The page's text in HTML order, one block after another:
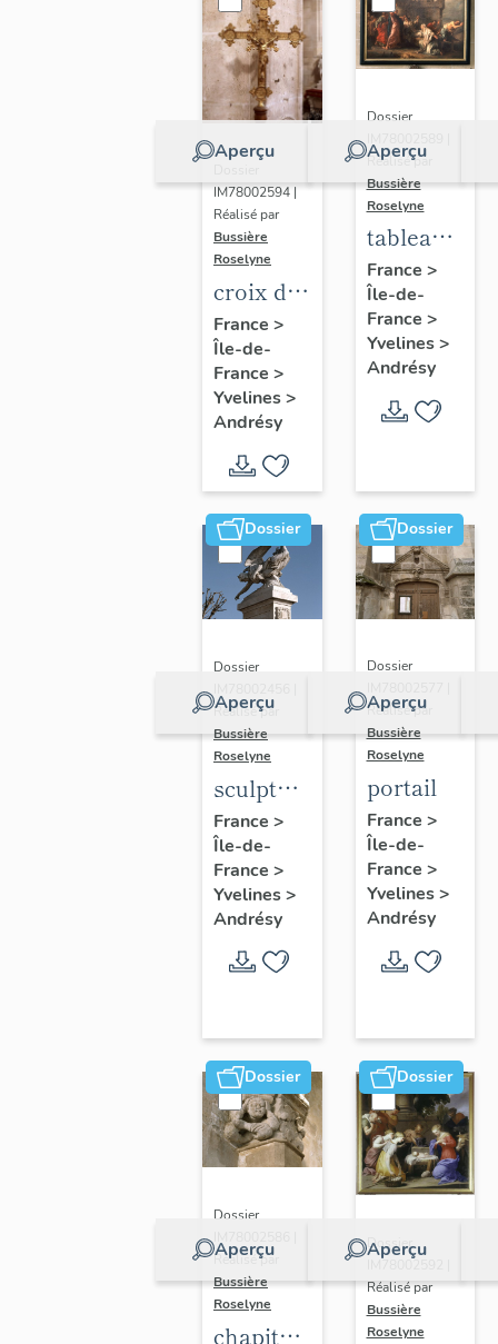
Aperçu
IM78002594 |
Réalisé par
Bussière
Roselyne
croix de
procession
n°2
France >
Île-de-
France >
Yvelines>
Andrésy
Aperçu
Dossier
Réalisé par
Bussière
Roselyne
tableau :
Le
Christ et
la veuve
de Naïm
France >
Île-de-
France >
Yvelines>
Andrésy
Dossier
Aperçu
Dossier
Réalisé par
Bussière
Roselyne
sculpture
: Victoire
jouant
de la
trompette
France >
Île-de-
France >
Yvelines>
Andrésy
Dossier
Aperçu
Dossier
Réalisé par
Bussière
Roselyne
portail
France >
Île-de-
France >
Yvelines>
Andrésy
Dossier
Aperçu
Dossier
Réalisé par
Bussière
Roselyne
chapiteau
Dossier
Aperçu
Dossier
IM78002592 |
Réalisé par
Bussière
Roselyne